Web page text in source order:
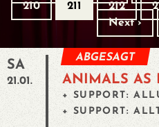
210
211 212
Next ›
SA
21.01.
ABGESAGT
ANIMALS AS
+ SUPPORT:
+ SUPPORT: